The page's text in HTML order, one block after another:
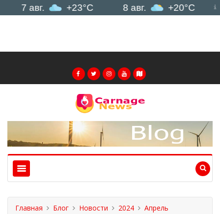
7 авг. +23°C 8 авг. +20°C 9
Главная Блог Новости 2024
Апрель